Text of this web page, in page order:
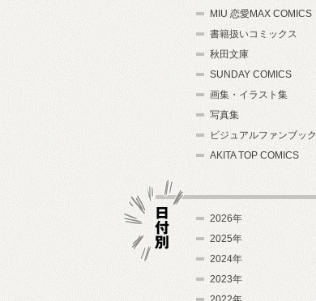
MIU 恋愛MAX COMICS
書籍扱いコミックス
秋田文庫
SUNDAY COMICS
画集・イラスト集
写真集
ビジュアルファンブック
AKITA TOP COMICS
2026年
2025年
2024年
2023年